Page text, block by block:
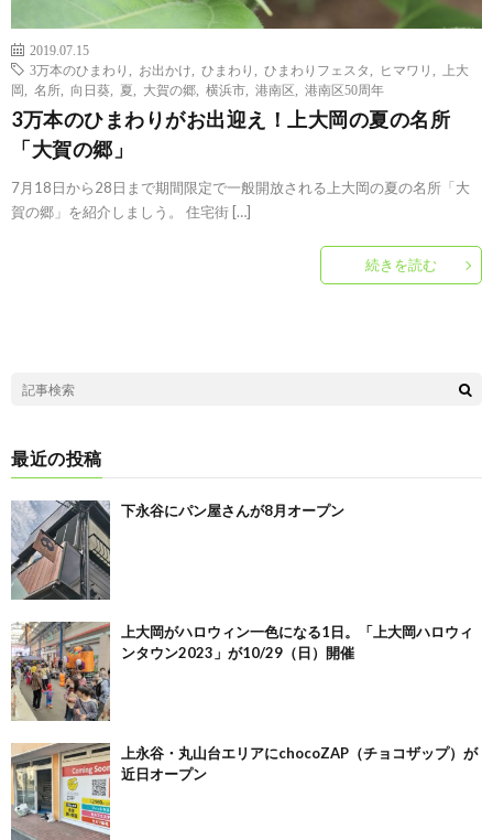
2019.07.15
3万本のひまわり
お出かけ ひまわり ひまわりフェスタ ヒマワリ
上大
岡
名所 向日葵 夏 大賀の郷 横浜市 港南区 港南区50周年
3万本のひまわりがお出迎え！上大岡の夏の名所
「大賀の郷」
7月18日から28日まで期間限定で一般開放される上大岡の夏の名所「大
賀の郷」を紹介しましう。 住宅街 […]
続きを読む
最近の投稿
下永谷にパン屋さんが8月オープン
上大岡がハロウィン一色になる1日。「上大岡ハロウィ
ンタウン2023」が10/29（日）開催
上永谷・丸山台エリアにchocoZAP（チョコザップ）が
近日オープン